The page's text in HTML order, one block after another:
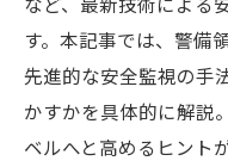
す。本記事では、警備
先進的な安全監視の手
かすかを具体的に解説
ベルへと高めるヒント